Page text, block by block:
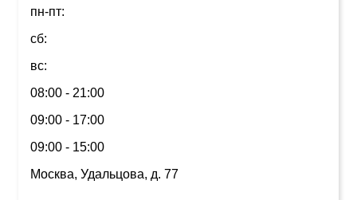
пн-пт:
сб:
вс:
08:00 - 21:00
09:00 - 17:00
09:00 - 15:00
Москва, Удальцова, д. 77